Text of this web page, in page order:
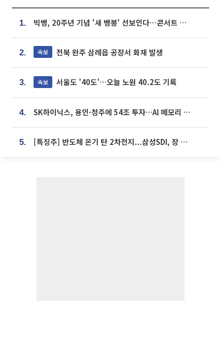
1. 빅뱅, 20주년 기념 '새 뱅봉' 선보인다⋯콘서트 앞두고 팝업 개최
2. 속보 전북 완주 삼례읍 공장서 화재 발생
3. 속보 서울도 '40도'…오늘 노원 40.2도 기록
4. SK하이닉스, 용인·청주에 54조 투자…AI 메모리 생산기지 키운다
5. [특징주] 반도체 온기 탄 2차전지...삼성SDI, 장 초반 7% 넘게 껑충